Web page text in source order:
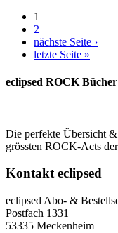
1
2
nächste Seite ›
letzte Seite »
eclipsed ROCK Bücher
Die perfekte Übersicht
grössten ROCK-Acts
Kontakteclipsed
eclipsed Abo- &
Postfach 1331
53335 Meckenheim